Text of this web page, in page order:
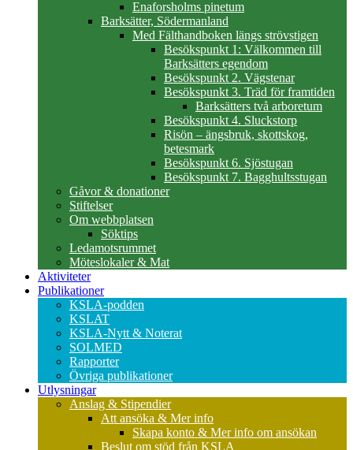
Enaforsholms pinetum
Barksätter, Södermanland
Med Fälthandboken längs strövstigen
Besökspunkt 1: Välkommen till
Barksätters egendom
Besökspunkt 2. Vägstenar
Besökspunkt 3. Träd för framtiden
Barksätters två arboretum
Besökspunkt 4. Sluckstorp
Risön – ängsbruk, skottskog,
betesmark
Besökspunkt 6. Sjöstugan
Besökspunkt 7. Bagghultsstugan
Gåvor & donationer
Stiftelser
Om webbplatsen
Söktips
Ledamotsrummet
Möteslokaler & Mat
Aktiviteter
Publikationer
KSLA-podden
KSLAT
KSLA-Nytt & Noterat
SOLMED
Rapporter
Övriga publikationer
Utlysningar
Anslag & Stipendier
Att ansöka & Mer info
Skapa konto & Mer info om ansökan
Beslut om stöd från KSLA